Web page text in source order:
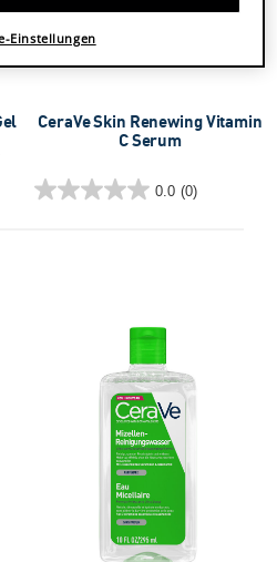
CeraVe Skin Renewing Vitamin
C Serum
0.0 (0)
0.0
Einstellungen